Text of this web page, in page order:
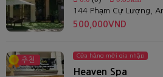
500,000VND
추천
Cửa hàng mới gia nhập
Heaven Spa